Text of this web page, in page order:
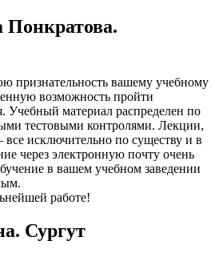
признательность вашему учебному
возможность пройти
Учебный материал распределен по
тестовыми контролями. Лекции,
исключительно по существу и в
через электронную почту очень
в вашем учебном заведении
работе!
Сургут